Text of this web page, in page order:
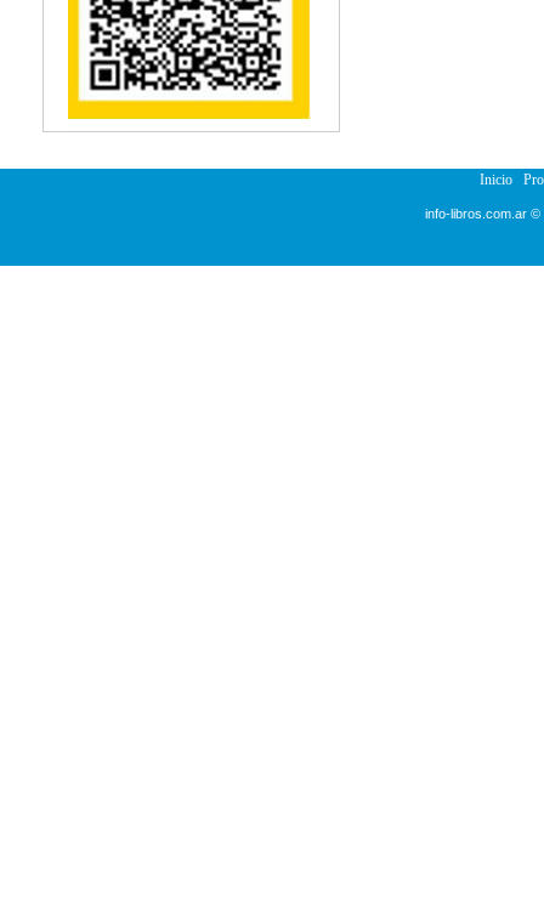
Reumatología
Salud Pública
Semiología
Terapia Ocupacional
Urología
Inicio
info-libros.com.ar